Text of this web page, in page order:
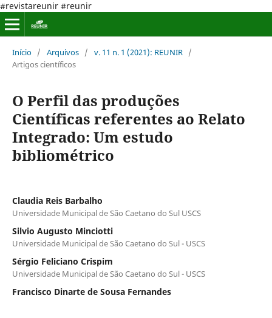
#revistareunir #reunir
Início / Arquivos / v. 11 n. 1 (2021): REUNIR /
Artigos científicos
O Perfil das produções
Científicas referentes ao Relato
Integrado: Um estudo
bibliométrico
Claudia Reis Barbalho
Universidade Municipal de São Caetano do Sul USCS
Silvio Augusto Minciotti
Universidade Municipal de São Caetano do Sul - USCS
Sérgio Feliciano Crispim
Universidade Municipal de São Caetano do Sul - USCS
Francisco Dinarte de Sousa Fernandes